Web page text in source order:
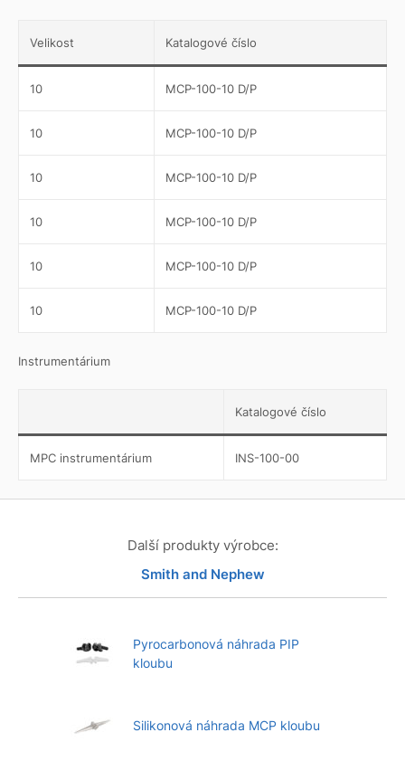
Velikost Katalogové číslo
10 MCP-100-10 D/P
10 MCP-100-10 D/P
10 MCP-100-10 D/P
10 MCP-100-10 D/P
10 MCP-100-10 D/P
10 MCP-100-10 D/P
Instrumentárium
Katalogové číslo
MPC instrumentárium INS-100-00
Další produkty výrobce:
Smith and Nephew
Pyrocarbonová náhrada PIP
kloubu
Silikonová náhrada MCP kloubu